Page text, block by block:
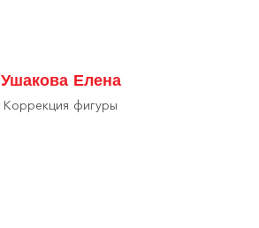
Ушакова Елена
Коррекция фигуры